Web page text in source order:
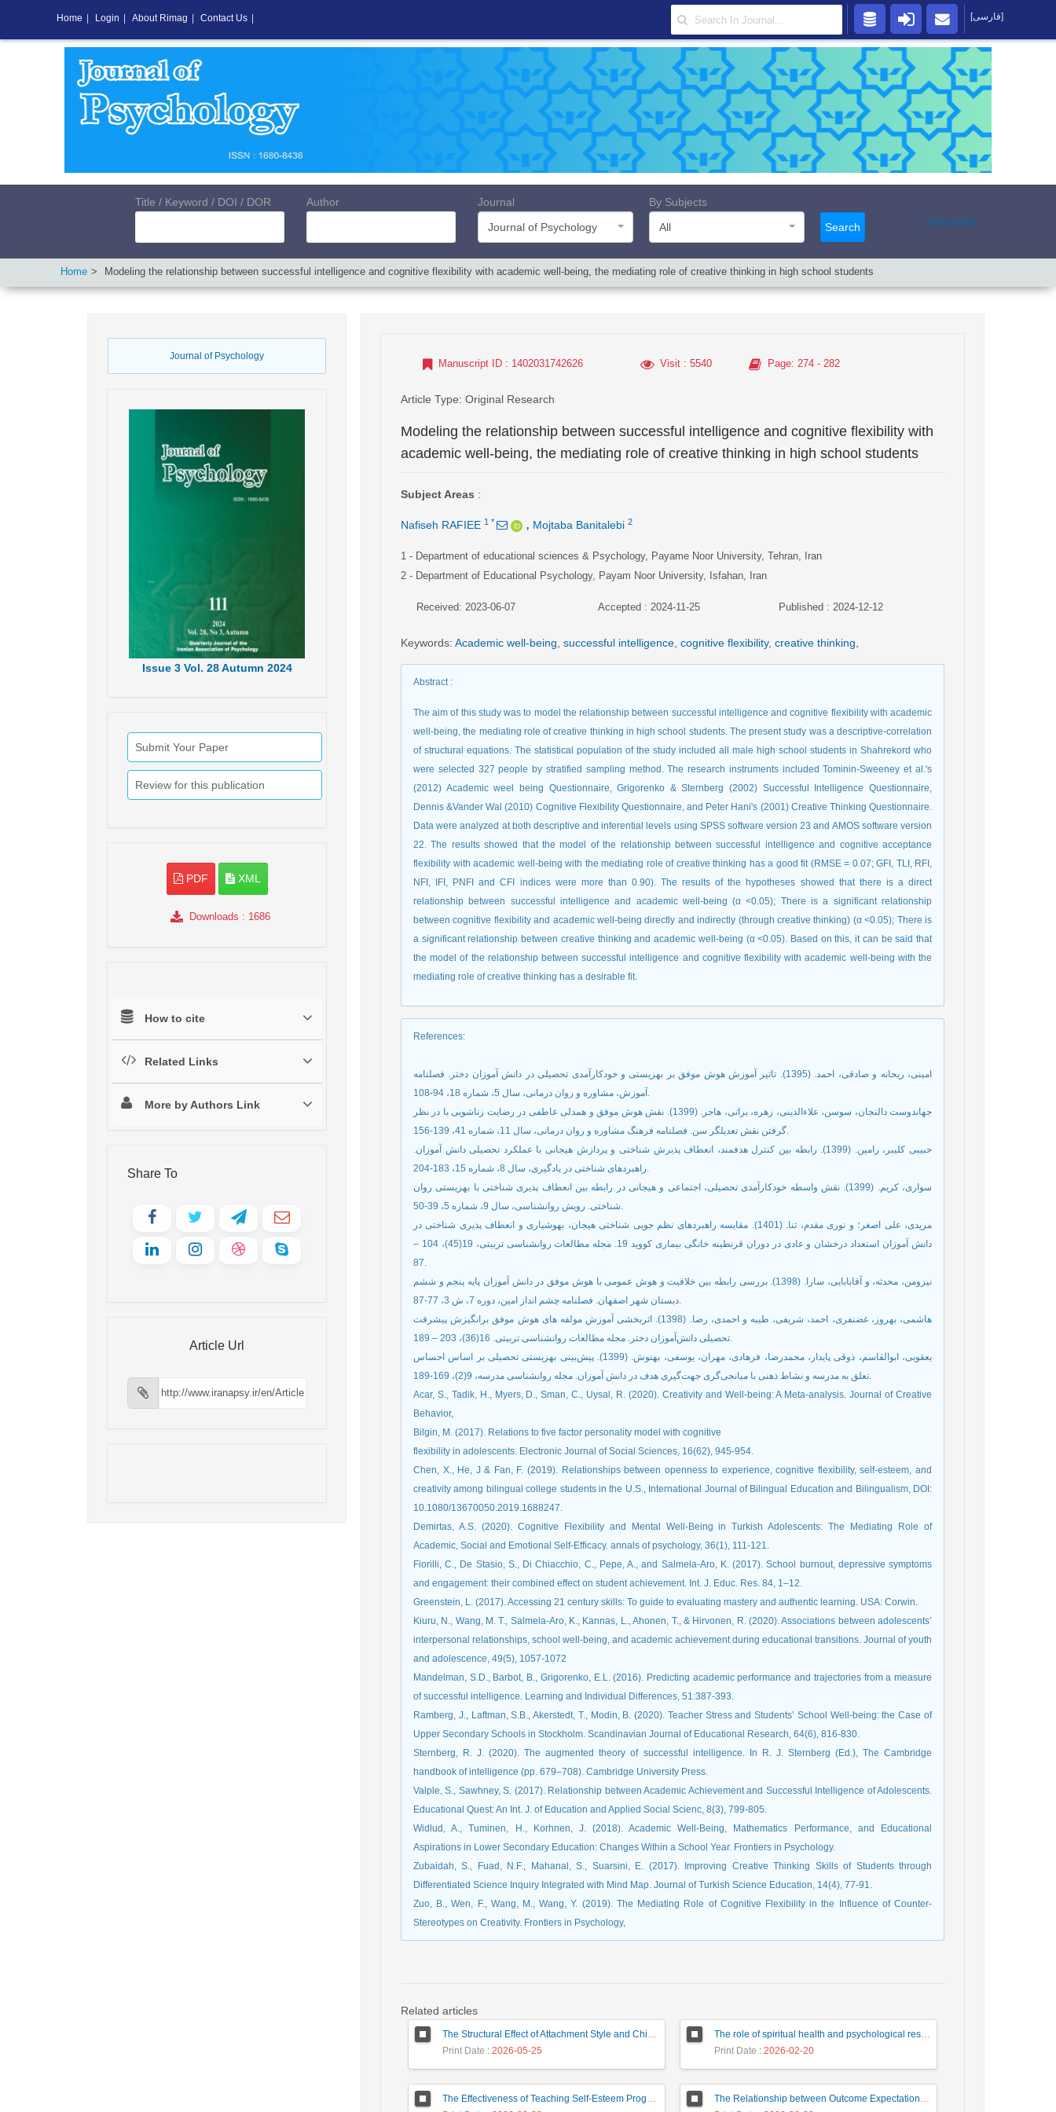
Title / Keyword / DOI / DOR Author
Journal
Journal of Psychology
By Subjects
All
Search Advanced
Home Modeling the relationship between successful intelligence and cognitive flexibility with academic well-being, the mediating role of creative thinking in high school students
Journal of Psychology
Issue3 Vol. 28Autumn 2024
Submit Your Paper
Review for this publication
PDF XML
Downloads : 1686
How to cite
Related Links
More by Authors Link
Share To
Article Url
Manuscript ID : 1402031742626 Visit: 5540 Page: 274 - 282
Article Type: Original Research
Modeling the relationship between successful intelligence and cognitive flexibility with
academic well-being, the mediating role of creative thinking in high school students
Subject Areas :
Nafiseh RAFIEE 1 * , Mojtaba Banitalebi 2
1 - Department of educational sciences & Psychology, Payame Noor University, Tehran, Iran
2 - Department of Educational Psychology, Payam Noor University, Isfahan, Iran
Received: 2023-06-07 Accepted : 2024-11-25 Published : 2024-12-12
Keywords: Academic well-being successful intelligence cognitive flexibility, creative thinking
Abstract:
The aim of this study was to model the relationship between successful intelligence and cognitive flexibility with academic
well-being, the mediating role of creative thinking in high school students. The present study was a descriptive-correlation
of structural equations. The statistical population of the study included all male high school students in Shahrekord who
were selected 327 people by stratified sampling method. The research instruments included Tominin-Sweeney et al.'s
(2012) Academic weel being Questionnaire, Grigorenko & Sternberg (2002) Successful Intelligence Questionnaire,
Dennis &Vander Wal (2010) Cognitive Flexibility Questionnaire, and Peter Hani's (2001) Creative Thinking Questionnaire.
Data were analyzed at both descriptive and inferential levels using SPSS software version 23 and AMOS software version
22. The results showed that the model of the relationship between successful intelligence and cognitive acceptance
flexibility with academic well-being with the mediating role of creative thinking has a good fit (RMSE = 0.07; GFI, TLI, RFI,
NFI, IFI, PNFI and CFI indices were more than 0.90). The results of the hypotheses showed that there is a direct
relationship between successful intelligence and academic well-being (α <0.05); There is a significant relationship
between cognitive flexibility and academic well-being directly and indirectly (through creative thinking) (α <0.05); There is
a significant relationship between creative thinking and academic well-being (α <0.05). Based on this, it can be said that
the model of the relationship between successful intelligence and cognitive flexibility with academic well-being with the
mediating role of creative thinking has a desirable fit.
References:
امینی، ریحانه و صادقی، احمد. (1395). تاثیر آموزش هوش موفق بر بهزیستی و خودکارآمدی تحصیلی در دانش آموزان دختر. فصلنامه
آموزش، مشاوره و روان درمانی، سال 5، شماره 18، 94-108.
جهاندوست دالنجان، سوسن، علا‌ءالدینی، زهره، براتی، هاجر. (1399). نقش هوش موفق و همدلی عاطفی در رضایت زناشویی با در نظر
گرفتن نقش تعدیلگر سن. فصلنامه فرهنگ مشاوره و روان درمانی، سال 11، شماره 41، 139-156.
حبیبی کلیبر، رامین. (1399). رابطه بین کنترل هدفمند، انعطاف پذیرش شناختی و پردازش هیجانی با عملکرد تحصیلی دانش آموزان.
راهبردهای شناختی در یادگیری، سال 8، شماره 15، 183-204.
سواری، کریم. (1399). نقش واسطه خودکارآمدی تحصیلی، اجتماعی و هیجانی در رابطه بین انعطاف پذیری شناختی با بهزیستی روان
شناختی. رویش روانشناسی، سال 9، شماره 5، 39-50.
مریدی، علی اصغر؛ و نوری مقدم، ثنا. (1401). مقایسه راهبردهای نظم جویی شناختی هیجان، بهوشیاری و انعطاف پذیری شناختی در
دانش آموزان استعداد درخشان و عادی در دوران قرنطینه خانگی بیماری کووید 19. مجله مطالعات روانشناسی تربیتی، 19(45)، 104 –
87.
نیرومن، محدثه، و آقابابایی، سارا. (1398). بررسی رابطه بین خلاقیت و هوش عمومی با هوش موفق در دانش آموزان پایه پنجم و ششم
دبستان شهر اصفهان. فصلنامه چشم انداز امین، دوره 7، ش 3، 77-87.
هاشمی، بهروز، غضنفری، احمد، شریفی، طیبه و احمدی، رضا. (1398). اثربخشی آموزش مولفه های هوش موفق برانگیزش پیشرفت
تحصیلی دانش‌آموزان دختر. مجله مطالعات روانشناسی تربیتی. 16(36)، 203 – 189.
یعقوبی، ابوالقاسم، ذوقی پایدار، محمدرضا، فرهادی، مهران، یوسفی، بهنوش. (1399). پیش‌بینی بهزیستی تحصیلی بر اساس احساس
تعلق به مدرسه و نشاط ذهنی با میانجی‌گری جهت‌گیری هدف در دانش آموزان. مجله روانشناسی مدرسه، 9(2)، 169-189.
Acar, S., Tadik, H., Myers, D., Sman, C., Uysal, R. (2020). Creativity and Well-being: A Meta-analysis. Journal of Creative
Behavior,
Bilgin, M. (2017). Relations to five factor personality model with cognitive
flexibility in adolescents. Electronic Journal of Social Sciences, 16(62), 945-954.
Chen, X., He, J & Fan, F. (2019). Relationships between openness to experience, cognitive flexibility, self-esteem, and
creativity among bilingual college students in the U.S., International Journal of Bilingual Education and Bilingualism, DOI:
10.1080/13670050.2019.1688247.
Demirtas, A.S. (2020). Cognitive Flexibility and Mental Well-Being in Turkish Adolescents: The Mediating Role of
Academic, Social and Emotional Self-Efficacy. annals of psychology, 36(1), 111-121.
Fiorilli, C., De Stasio, S., Di Chiacchio, C., Pepe, A., and Salmela-Aro, K. (2017). School burnout, depressive symptoms
and engagement: their combined effect on student achievement. Int. J. Educ. Res. 84, 1–12.
Greenstein, L. (2017). Accessing 21 century skills: To guide to evaluating mastery and authentic learning. USA: Corwin.
Kiuru, N., Wang, M. T., Salmela-Aro, K., Kannas, L., Ahonen, T., & Hirvonen, R. (2020). Associations between adolescents’
interpersonal relationships, school well-being, and academic achievement during educational transitions. Journal of youth
and adolescence, 49(5), 1057-1072
Mandelman, S.D., Barbot, B., Grigorenko, E.L. (2016). Predicting academic performance and trajectories from a measure
of successful intelligence. Learning and Individual Differences, 51:387-393.
Ramberg, J., Laftman, S.B., Akerstedt, T., Modin, B. (2020). Teacher Stress and Students’ School Well-being: the Case of
Upper Secondary Schools in Stockholm. Scandinavian Journal of Educational Research, 64(6), 816-830.
Sternberg, R. J. (2020). The augmented theory of successful intelligence. In R. J. Sternberg (Ed.), The Cambridge
handbook of intelligence (pp. 679–708). Cambridge University Press.
Valple, S., Sawhney, S. (2017). Relationship between Academic Achievement and Successful Intelligence of Adolescents.
Educational Quest: An Int. J. of Education and Applied Social Scienc, 8(3), 799-805.
Widlud, A., Tuminen, H., Korhnen, J. (2018). Academic Well-Being, Mathematics Performance, and Educational
Aspirations in Lower Secondary Education: Changes Within a School Year. Frontiers in Psychology.
Zubaidah, S., Fuad, N.F., Mahanal, S., Suarsini, E. (2017). Improving Creative Thinking Skills of Students through
Differentiated Science Inquiry Integrated with Mind Map. Journal of Turkish Science Education, 14(4), 77-91.
Zuo, B., Wen, F., Wang, M., Wang, Y. (2019). The Mediating Role of Cognitive Flexibility in the Influence of Counter-
Stereotypes on Creativity. Frontiers in Psychology,
Related articles
The Structural Effect of Attachment Style and Childhood Trauma in the Family on Internet Addiction Mediated by Cognitive Regulation of Emotion
Print Date : 2026-05-25
The role of spiritual health and psychological resilience in predicting academic motivation of Farhangian University students
Print Date : 2026-02-20
The Effectiveness of Teaching Self-Esteem Program with Cognitive-Behavioral Approach on Academic Procrastination of Adolescent Female Students
The Relationship between Outcome Expectation and Academic Values with Students' Academic Adjustment
Home Login About Rimag Contact Us [فارسی]